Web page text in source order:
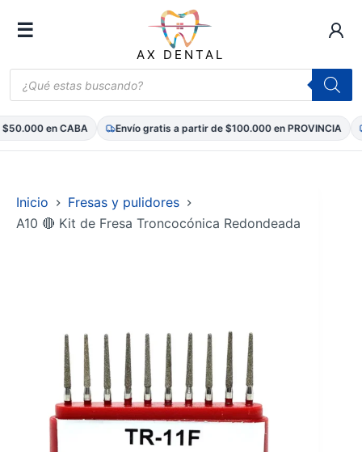
☰
AX DENTAL
Búsqueda
de
productos
en CABA Envío gratis a partir de $100.000 en PROVINCIA
contenido
Inicio
Fresas y pulidores
A10 🔴 Kit de Fresa Troncocónica Redondeada